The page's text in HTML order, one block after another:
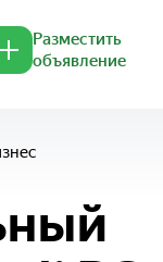
Разместить
объявление